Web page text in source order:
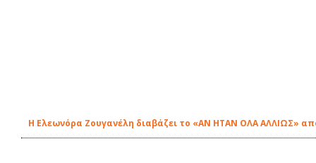
Η Ελεωνόρα Ζουγανέλη διαβάζει το «ΑΝ ΗΤΑΝ ΟΛΑ ΑΛΛΙΩΣ»